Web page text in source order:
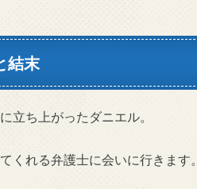
結末
立ち上がったダニエル。
くれる弁護士に会いに行きます。